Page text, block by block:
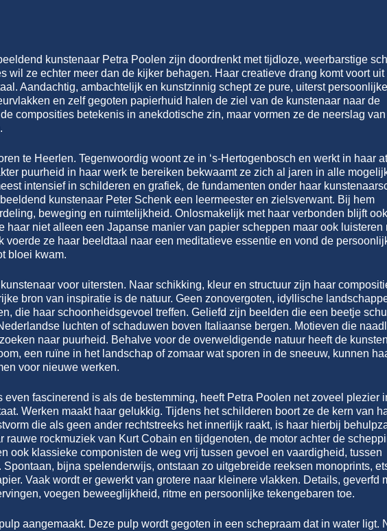
kunstenaar Petra Poolen zijn doordrenkt met tijdloze, weerbarstige
wil ze echter meer dan de kijker behagen. Haar creatieve drang komt voort uit
Aandachtig, ambachtelijk en kunstzinnig schept ze pure, uiterst
en zelf gegoten papierhuid halen de ziel van de kunstenaar naar de
composities betekenis in anekdotische zin, maar vormen ze de neerslag
te Heerlen. Tegenwoordig woont ze in ‘s-Hertogenbosch en werkt in haar
puurheid in haar werk te bereiken bekwaamt ze zich al jaren in alle
intensief in schilderen en grafiek, de fundamenten onder haar
kunstenaar Peter Schenk een leermeester en zielsverwant. Bij hem
beweging en ruimtelijkheid. Onlosmakelijk met haar verbonden blijft
haar niet alleen een Japanse manier van papier scheppen maar ook luisteren
voerde ze haar beeldtaal naar een meditatieve essentie en vond de
bloei kwam.
voor uitersten. Naar schikking, kleur en structuur zijn haar
bron van inspiratie is de natuur. Geen zonovergoten, idyllische
die haar schoonheidsgevoel treffen. Geliefd zijn beelden die een beetje
luchten of schaduwen boven Italiaanse bergen. Motieven die
naar puurheid. Behalve voor de overweldigende natuur heeft de
een ruïne in het landschap of zomaar wat sporen in de sneeuw, kunnen
voor nieuwe werken.
fascinerend is als de bestemming, heeft Petra Poolen net zoveel plezier
Werken maakt haar gelukkig. Tijdens het schilderen boort ze de kern van
die als geen ander rechtstreeks het innerlijk raakt, is haar hierbij
rauwe rockmuziek van Kurt Cobain en tijdgenoten, de motor achter de
ook klassieke componisten de weg vrij tussen gevoel en vaardigheid, tussen
bijna spelenderwijs, ontstaan zo uitgebreide reeksen monoprints,
Vaak wordt er gewerkt van grotere naar kleinere vlakken. Details, geverfd
voegen beweeglijkheid, ritme en persoonlijke tekengebaren toe.
aangemaakt. Deze pulp wordt gegoten in een schepraam dat in water ligt.